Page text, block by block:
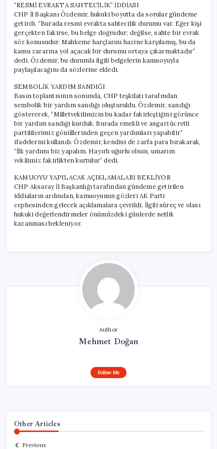
“RESMİ EVRAKTA SAHTECİLİK” İDDİASI
CHP İl Başkanı Özdemir, hukuki boyutta da sorular gündeme
getirdi. “Burada resmi evrakta sahtecilik durumu var. Eğer kişi
gerçekten fakirse, bu belge doğrudur; değilse, sahte bir evrak
söz konusudur. Mahkeme harçlarını hazine karşılamış, bu da
kamu zararına yol açacak bir durumu ortaya çıkarmaktadır”
dedi. Özdemir, bu durumla ilgili belgelerin kamuoyuyla
paylaşılacağını da sözlerine ekledi.
SEMBOLİK YARDIM SANDIĞI
Basın toplantısının sonunda, CHP teşkilatı tarafından
sembolik bir yardım sandığı oluşturuldu. Özdemir, sandığı
göstererek, “Milletvekilimizin bu kadar fakirleştiğini görünce
bir yardım sandığı kurduk. Burada emekli ve asgari ücretli
partililerimiz gönüllerinden geçen yardımları yapabilir”
ifadelerini kullandı. Özdemir, kendisi de zarfa para bırakarak,
“İlk yardımı biz yapalım. Hayırlı uğurlu olsun, umarım
vekilimiz fakirlikten kurtulur” dedi.
KAMUOYU YAPILACAK AÇIKLAMALARI BEKLİYOR
CHP Aksaray İl Başkanlığı tarafından gündeme getirilen
iddiaların ardından, kamuoyunun gözleri AK Parti
cephesinden gelecek açıklamalara çevrildi. İlgili süreç ve olası
hukuki değerlendirmeler önümüzdeki günlerde netlik
kazanması bekleniyor.
Author
Mehmet Doğan
Follow Me
Other Articles
Previous